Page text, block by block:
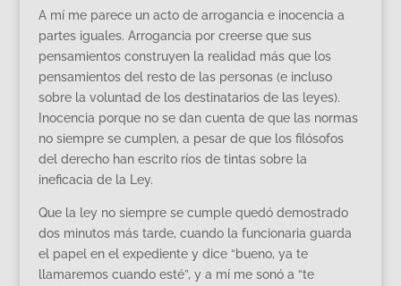
A mí me parece un acto de arrogancia e inocencia a
partes iguales. Arrogancia por creerse que sus
pensamientos construyen la realidad más que los
pensamientos del resto de las personas (e incluso
sobre la voluntad de los destinatarios de las leyes).
Inocencia porque no se dan cuenta de que las normas
no siempre se cumplen, a pesar de que los filósofos
del derecho han escrito ríos de tintas sobre la
ineficacia de la Ley.
Que la ley no siempre se cumple quedó demostrado
dos minutos más tarde, cuando la funcionaria guarda
el papel en el expediente y dice “bueno, ya te
llamaremos cuando esté”, y a mí me sonó a “te